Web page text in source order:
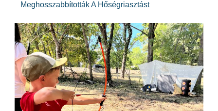
Meghosszabbították A Hőségriasztást